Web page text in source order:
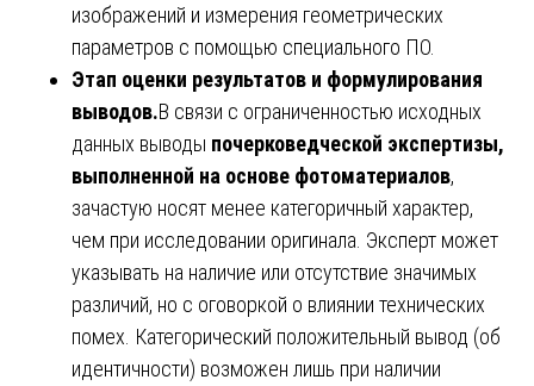
изображений и измерения геометрических
параметров с помощью специального ПО.
Этап оценки результатов и формулирования
выводов.В связи с ограниченностью исходных
данных выводы почерковедческой экспертизы,
выполненной на основе фотоматериалов,
зачастую носят менее категоричный характер,
чем при исследовании оригинала. Эксперт может
указывать на наличие или отсутствие значимых
различий, но с оговоркой о влиянии технических
помех. Категорический положительный вывод (об
идентичности) возможен лишь при наличии